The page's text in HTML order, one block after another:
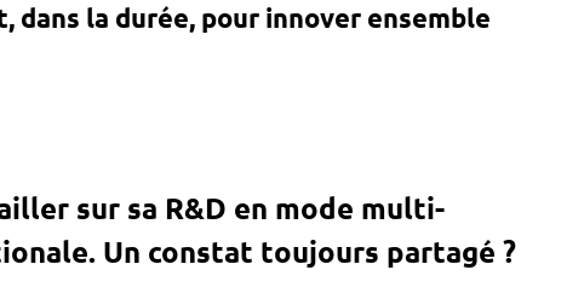
la durée, pour innover ensemble
sur sa R&D en mode multi-
Un constat toujours partagé ?